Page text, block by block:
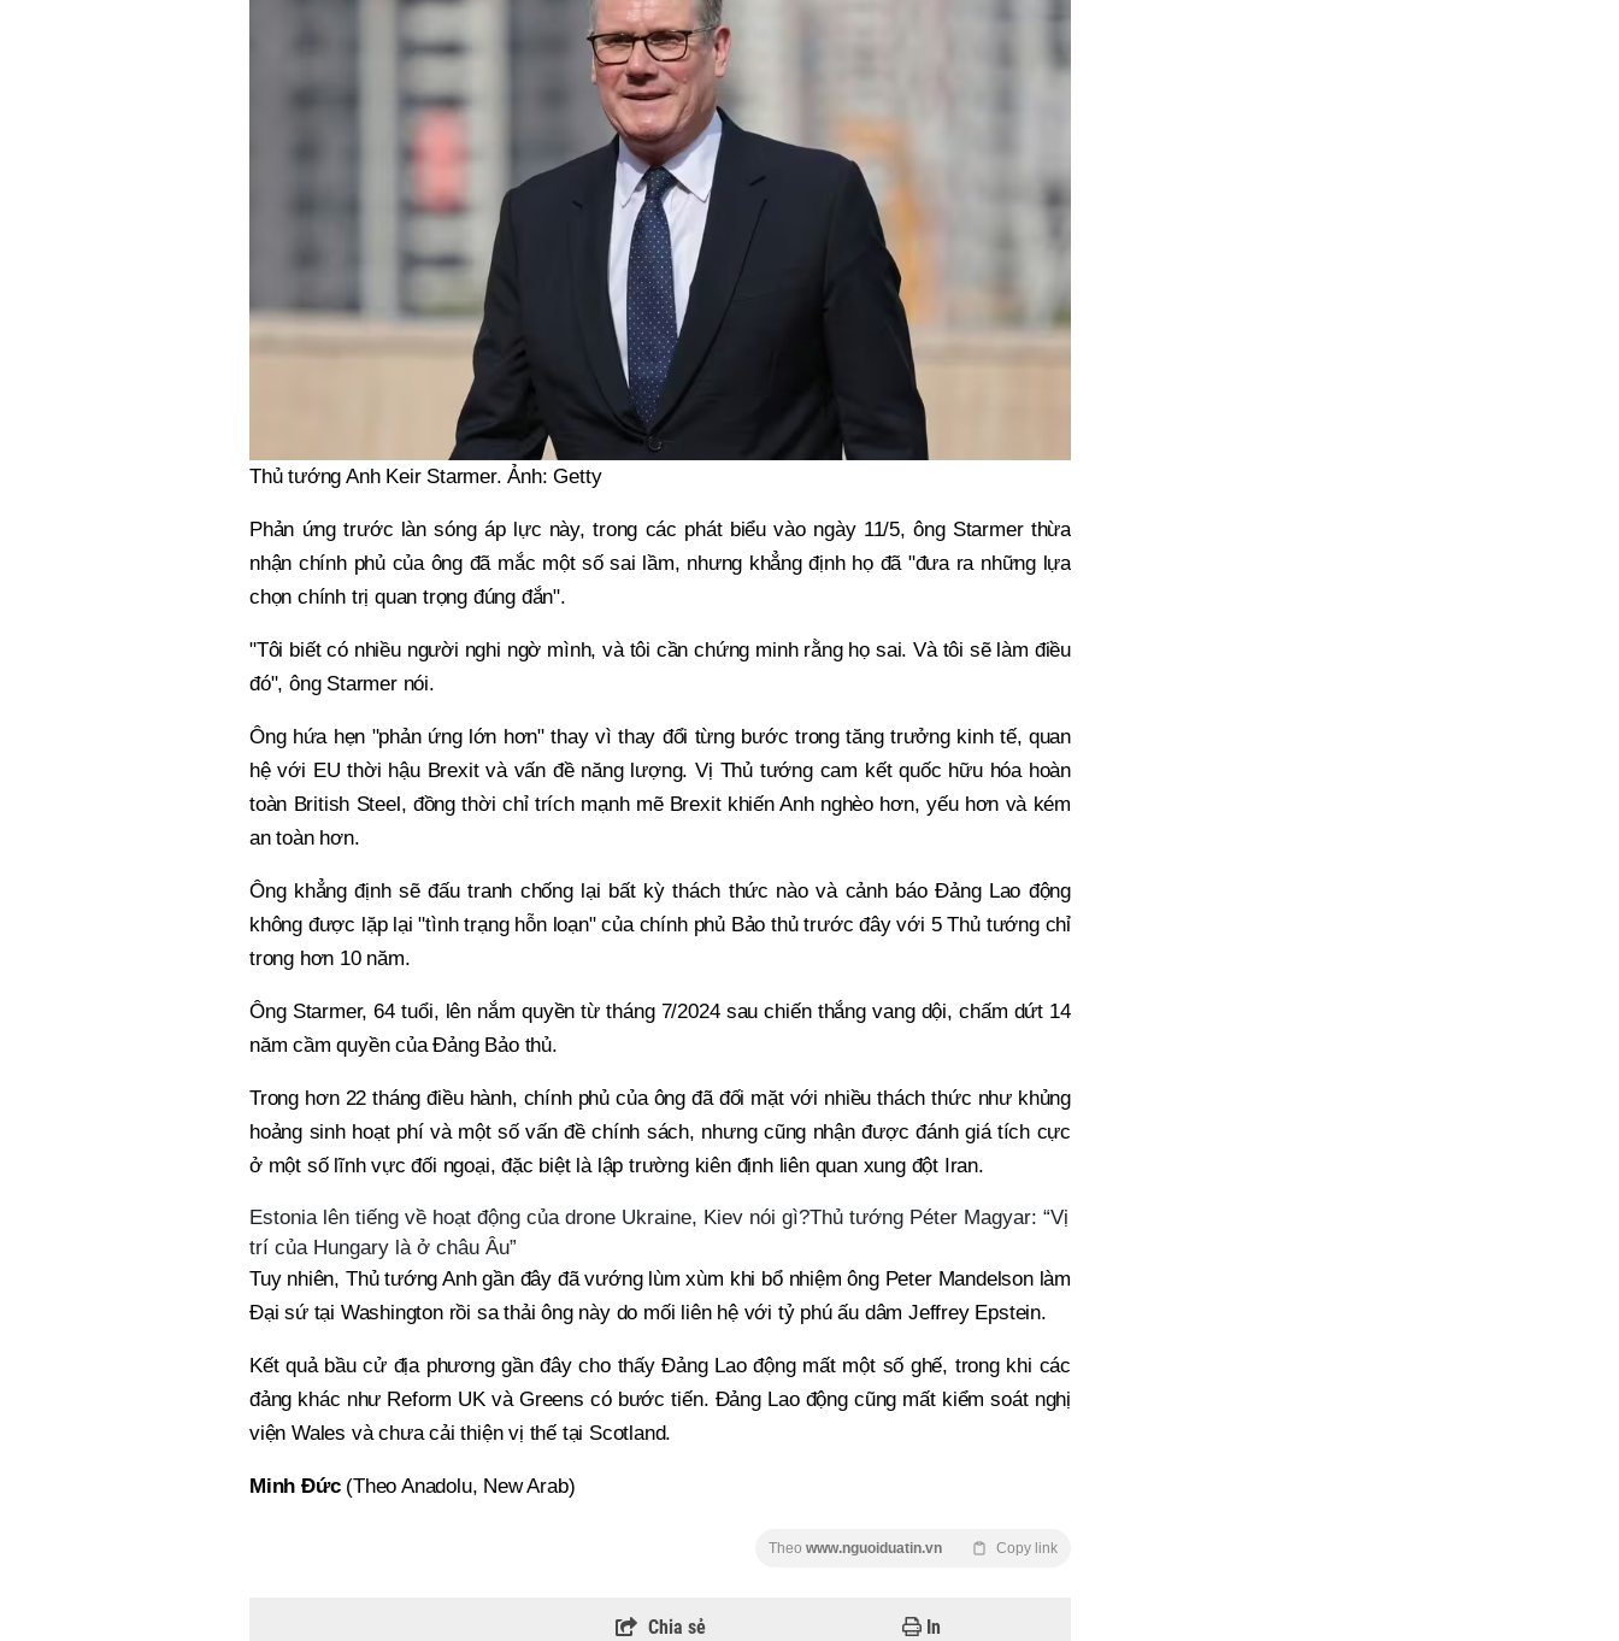
Thủ tướng Anh Keir Starmer. Ảnh: Getty
Phản ứng trước làn sóng áp lực này, trong các phát biểu vào ngày 11/5, ông Starmer thừa
nhận chính phủ của ông đã mắc một số sai lầm, nhưng khẳng định họ đã "đưa ra những lựa
chọn chính trị quan trọng đúng đắn".
"Tôi biết có nhiều người nghi ngờ mình, và tôi cần chứng minh rằng họ sai. Và tôi sẽ làm điều
đó", ông Starmer nói.
Ông hứa hẹn "phản ứng lớn hơn" thay vì thay đổi từng bước trong tăng trưởng kinh tế, quan
hệ với EU thời hậu Brexit và vấn đề năng lượng. Vị Thủ tướng cam kết quốc hữu hóa hoàn
toàn British Steel, đồng thời chỉ trích mạnh mẽ Brexit khiến Anh nghèo hơn, yếu hơn và kém
an toàn hơn.
Ông khẳng định sẽ đấu tranh chống lại bất kỳ thách thức nào và cảnh báo Đảng Lao động
không được lặp lại "tình trạng hỗn loạn" của chính phủ Bảo thủ trước đây với 5 Thủ tướng chỉ
trong hơn 10 năm.
Ông Starmer, 64 tuổi, lên nắm quyền từ tháng 7/2024 sau chiến thắng vang dội, chấm dứt 14
năm cầm quyền của Đảng Bảo thủ.
Trong hơn 22 tháng điều hành, chính phủ của ông đã đối mặt với nhiều thách thức như khủng
hoảng sinh hoạt phí và một số vấn đề chính sách, nhưng cũng nhận được đánh giá tích cực
ở một số lĩnh vực đối ngoại, đặc biệt là lập trường kiên định liên quan xung đột Iran.
Estonia lên tiếng về hoạt động của drone Ukraine, Kiev nói gì?Thủ tướng Péter Magyar: “Vị
trí của Hungary là ở châu Âu”
Tuy nhiên, Thủ tướng Anh gần đây đã vướng lùm xùm khi bổ nhiệm ông Peter Mandelson làm
Đại sứ tại Washington rồi sa thải ông này do mối liên hệ với tỷ phú ấu dâm Jeffrey Epstein.
Kết quả bầu cử địa phương gần đây cho thấy Đảng Lao động mất một số ghế, trong khi các
đảng khác như Reform UK và Greens có bước tiến. Đảng Lao động cũng mất kiểm soát nghị
viện Wales và chưa cải thiện vị thế tại Scotland.
Minh Đức (Theo Anadolu, New Arab)
Theo www.nguoiduatin.vn Copy link
Chia sẻ In